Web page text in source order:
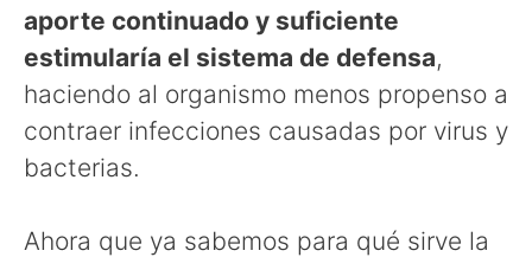
aporte continuado y suficiente
estimularía el sistema de defensa,
haciendo al organismo menos propenso a
contraer infecciones causadas por virus y
bacterias.
Ahora que ya sabemos para qué sirve la